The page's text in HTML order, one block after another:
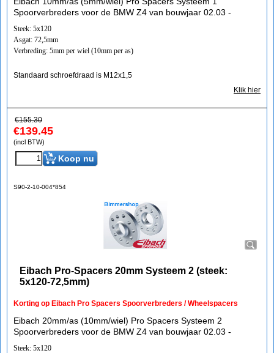
Spoorverbreders voor de BMW Z4 van bouwjaar 02.03 -
Steek: 5x120
Asgat: 72,5mm
Verbreding: 5mm per wiel (10mm per as)
Standaard schroefdraad is M12x1,5
Klik hier
€155.30
€139.45
(incl BTW)
Koop nu
S90-2-10-004*854
Eibach Pro-Spacers 20mm Systeem 2 (steek:
5x120-72,5mm)
Korting op Eibach Pro Spacers Spoorverbreders / Wheelspacers
Eibach 20mm/as (10mm/wiel) Pro Spacers Systeem 2
Spoorverbreders voor de BMW Z4 van bouwjaar 02.03 -
Steek: 5x120